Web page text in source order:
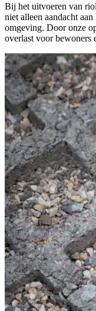
Bij het uitvoeren van
niet alleen aandacht
omgeving. Door onze
overlast voor bewoners